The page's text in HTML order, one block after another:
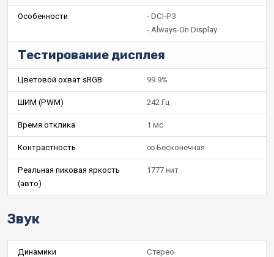
Особенности
- DCI-P3
- Always-On Display
Тестирование дисплея
Цветовой охват sRGB 99.9%
ШИМ (PWM) 242 Гц
Время отклика 1 мс
Контрастность ∞ Бесконечная
Реальная пиковая яркость
(авто)
1777 нит
Звук
Динамики Стерео